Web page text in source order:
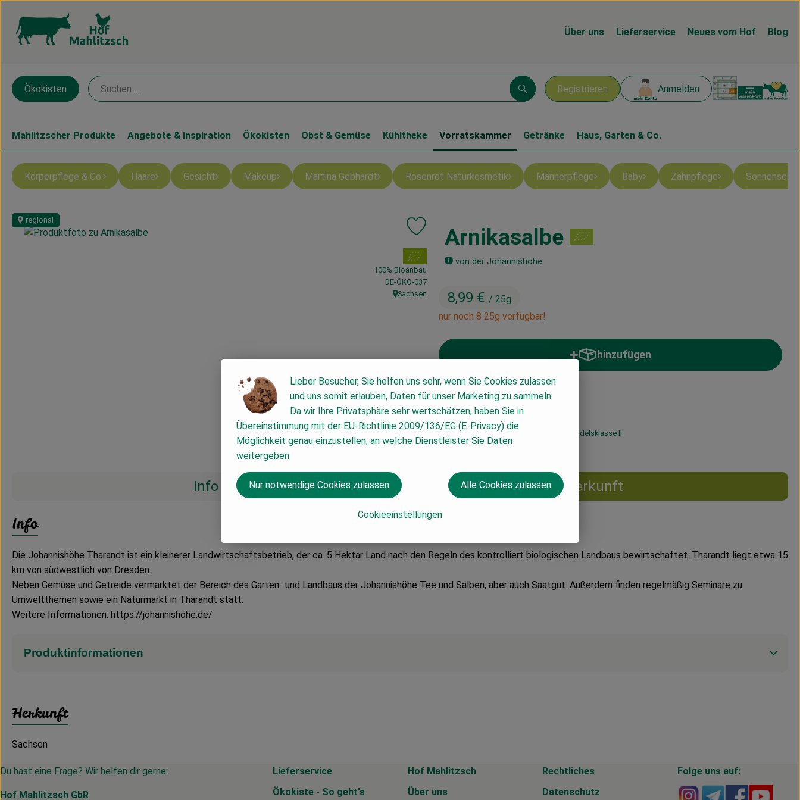
Über uns Lieferservice Neues vom Hof Blog
Registrieren Anmelden
Suchen
Ökokisten
Mahlitzscher Produkte Angebote & Inspiration Ökokisten Obst & Gemüse Kühltheke Vorratskammer Getränke Haus, Garten & Co.
Körperpflege & Co. Haare Gesicht Makeup Martina Gebhardt Rosenrot Naturkosmetik Männerpflege Baby Zahnpflege
Arnikasalbe
von der Johannishöhe
8,99 € / 25g
nur noch 8 25g verfügbar!
regional
Produkt zu Favouriten hinzufügen
, Verband:
100% Bioanbau
, Kontrollstelle:
DE-ÖKO-037
, Herkunft:
Sachsen
hinzufügen
Produkt zum Warenkorb hinzufügen
25g
#53775 / 25g Handelsklasse II
Info Herkunft
Info
Die Johannishöhe Tharandt ist ein kleinerer Landwirtschaftsbetrieb, der ca. 5 Hektar Land nach den Regeln des kontrolliert biologischen Landbaus bewirtschaftet. Tharandt liegt etwa 15
km von südwestlich von Dresden.
Neben Gemüse und Getreide vermarktet der Bereich des Garten- und Landbaus der Johannishöhe Tee und Salben, aber auch Saatgut. Außerdem finden regelmäßig Seminare zu
Umweltthemen sowie ein Naturmarkt in Tharandt statt.
Weitere Informationen: https://johannishöhe.de/
Produktinformationen
Herkunft
Sachsen
Du hast eine Frage? Wir helfen dir gerne:
Hof Mahlitzsch GbR
Lieferservice
Ökokiste - So geht's
Hof Mahlitzsch
Über uns
Rechtliches
Datenschutz
Folge uns auf:
Externer Link zu
Externer Link
Externer
Lieber Besucher, Sie helfen uns sehr, wenn Sie Cookies zulassen
und uns somit erlauben, Daten für unser Marketing zu sammeln.
Da wir Ihre Privatsphäre sehr wertschätzen, haben Sie in
Übereinstimmung mit der EU-Richtlinie 2009/136/EG (E-Privacy) die
Möglichkeit genau einzustellen, an welche Dienstleister Sie Daten
weitergeben.
Cookieeinstellungen
Nur notwendige Cookies zulassen Alle Cookies zulassen